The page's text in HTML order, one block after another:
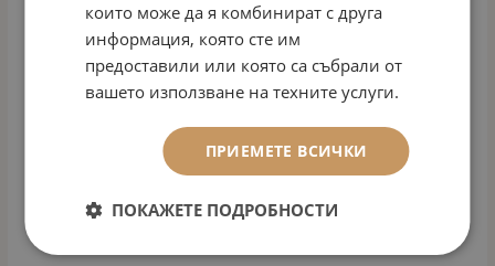
които може да я комбинират с друга
информация, която сте им
предоставили или която са събрали от
вашето използване на техните услуги.
ПРИЕМЕТЕ ВСИЧКИ
ПОКАЖЕТЕ ПОДРОБНОСТИ